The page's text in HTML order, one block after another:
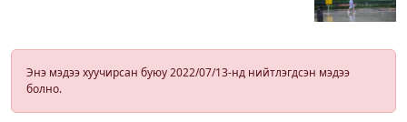
Энэ мэдээ хуучирсан буюу 2022/07/13-нд нийтлэгдсэн мэдээ
болно.